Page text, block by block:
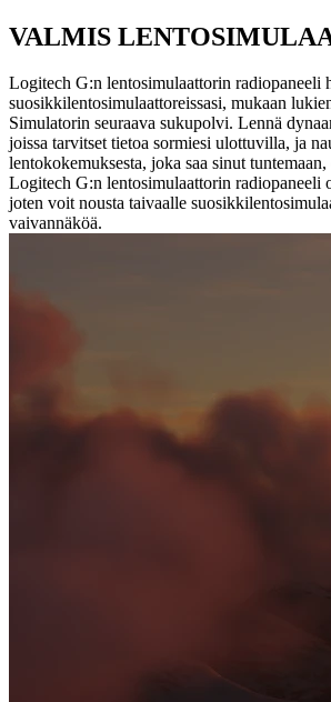
VALMIS
Logitech G:n lentosimulaattorin radiopaneeli
suosikkilentosimulaattoreissasi, mukaan
Simulatorin seuraava sukupolvi. Lennä
joissa tarvitset tietoa sormiesi ulottuvilla, ja
lentokokemuksesta, joka saa sinut tuntemaan,
Logitech G:n lentosimulaattorin radiopaneeli
joten voit nousta taivaalle
vaivannäköä.